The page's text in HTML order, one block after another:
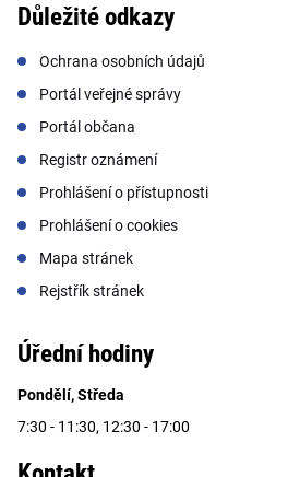
Důležité odkazy
Ochrana osobních údajů
Portál veřejné správy
Portál občana
Registr oznámení
Prohlášení o přístupnosti
Prohlášení o cookies
Mapa stránek
Rejstřík stránek
Úřední hodiny
Pondělí, Středa
7:30 - 11:30, 12:30 - 17:00